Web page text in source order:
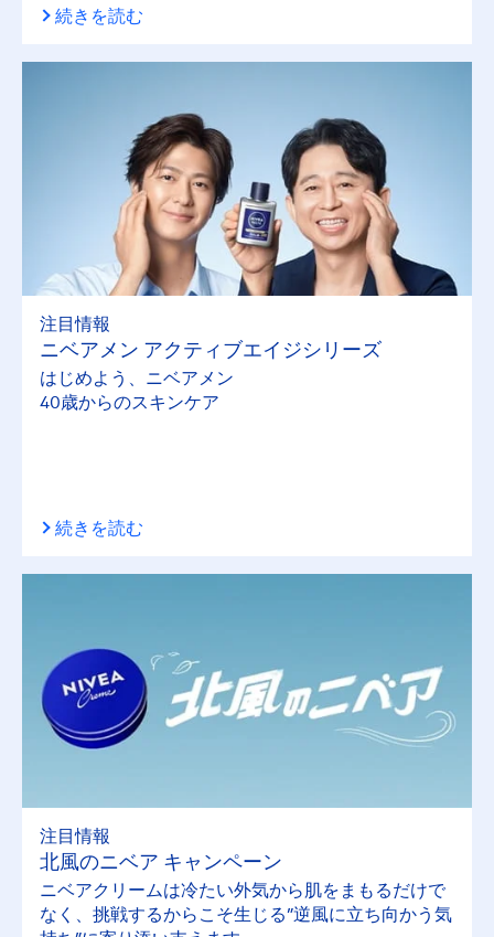
続きを読む
注目情報
ニベアメン アクティブエイジシリーズ
はじめよう、ニベアメン
40歳からのスキンケア
続きを読む
注目情報
北風のニベア キャンペーン
ニベアクリームは冷たい外気から肌をまもるだけで
なく、挑戦するからこそ生じる”逆風に立ち向かう気